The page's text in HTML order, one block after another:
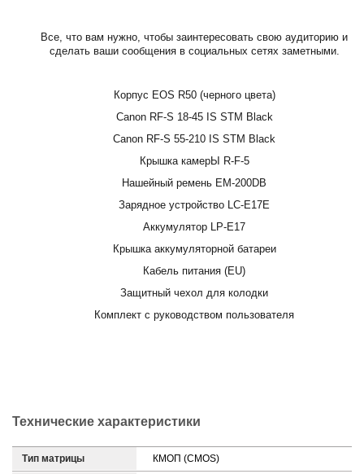
Все, что вам нужно, чтобы заинтересовать свою аудиторию и
сделать ваши сообщения в социальных сетях заметными.
Корпус EOS R50 (черного цвета)
Canon RF-S 18-45 IS STM Black
Canon RF-S 55-210 IS STM Black
Крышка камерЫ R-F-5
Нашейный ремень EM-200DB
Зарядное устройство LC-E17E
Аккумулятор LP-E17
Крышка аккумуляторной батареи
Кабель питания (EU)
Защитный чехол для колодки
Комплект с руководством пользователя
Технические характеристики
Тип матрицы КМОП (CMOS)